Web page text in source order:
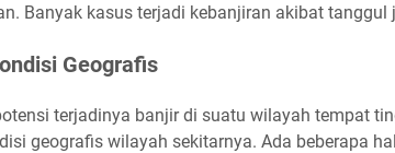
Banyak kasus terjadi kebanjiran akibat tanggul
Geografis
terjadinya banjir di suatu wilayah tempat
geografis wilayah sekitarnya. Ada beberapa